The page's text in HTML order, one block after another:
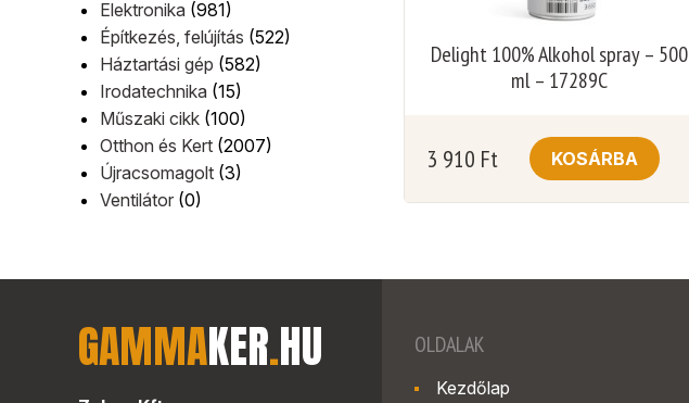
Elektronika (981)
Építkezés, felújítás (522)
Háztartási gép (582)
Irodatechnika (15)
Műszaki cikk (100)
Otthon és Kert (2007)
Újracsomagolt (3)
Ventilátor (0)
Delight 100% Alkohol spray – 500
ml – 17289C
3 910 Ft KOSÁRBA
GAMMAKER.HU OLDALAK
Kezdőlap